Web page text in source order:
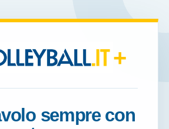
+
sempre con